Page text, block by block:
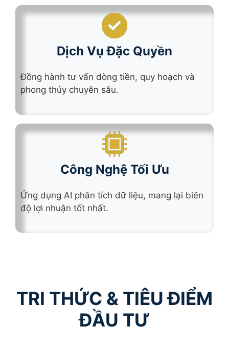
Dịch Vụ Đặc Quyền
Đồng hành tư vấn dòng tiền, quy hoạch và
phong thủy chuyên sâu.
Công Nghệ Tối Ưu
Ứng dụng AI phân tích dữ liệu, mang lại biên
độ lợi nhuận tốt nhất.
TRI THỨC & TIÊU ĐIỂM
ĐẦU TƯ